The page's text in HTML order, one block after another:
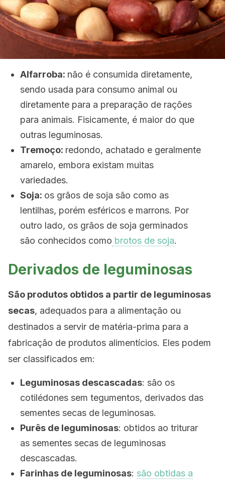
Alfarroba: não é consumida diretamente,
sendo usada para consumo animal ou
diretamente para a preparação de rações
para animais. Fisicamente, é maior do que
outras leguminosas.
Tremoço: redondo, achatado e geralmente
amarelo, embora existam muitas
variedades.
Soja: os grãos de soja são como as
lentilhas, porém esféricos e marrons. Por
outro lado, os grãos de soja germinados
são conhecidos como brotos de soja.
Derivados de leguminosas
São produtos obtidos a partir de leguminosas
secas, adequados para a alimentação ou
destinados a servir de matéria-prima para a
fabricação de produtos alimentícios. Eles podem
ser classificados em:
Leguminosas descascadas: são os
cotilédones sem tegumentos, derivados das
sementes secas de leguminosas.
Purês de leguminosas: obtidos ao triturar
as sementes secas de leguminosas
descascadas.
Farinhas de leguminosas: são obtidas a